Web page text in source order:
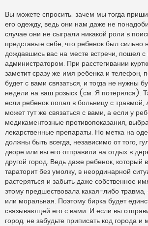
Вы можете спросить: зачем мы тогда
его одежду, ведь они нам даже не
случае они не сыграли никакой роли в
представьте себе, что ребенок был сильно
дождавшись вас на месте встречи, пошел
администратором. При расстегивании
заметит сразу же имя ребенка и телефон,
будет с вами связаться, и тогда не нужны
недели на ваш розыск (см. Я потерялся).
если ребенок попал в больницу с
может тут же связаться с вами, а если у
медикаментозные противопоказания,
лекарственные препараты. Но метка на
должны быть всегда, независимо от того,
дворе или вы его отправили на отдых в
другой город. Ведь даже ребенок, который
тараторит без умолку, в неординарной
растеряться и забыть даже собственное
этому предшествовала какая-либо травма,
или моральная. Поэтому бирка будет
связывающей его с вами. И если вы
город, не забудьте приписать код города